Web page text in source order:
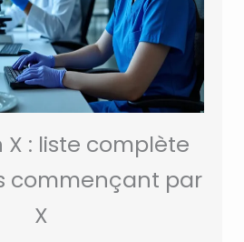
X : liste complète
commençant par
X